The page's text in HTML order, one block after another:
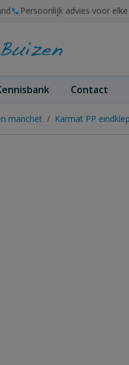
Persoonlijk advies voor
Contact
manchet / Karmat PP